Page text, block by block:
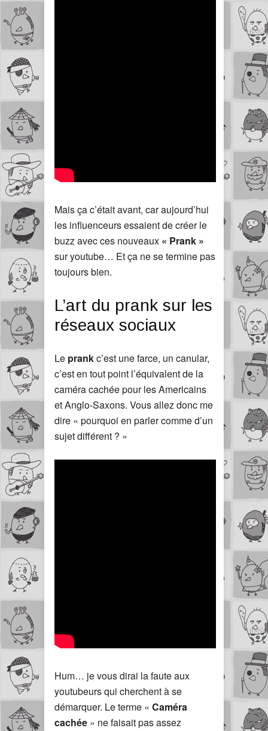
Mais ça c’était avant, car aujourd’hui
les influenceurs essaient de créer le
buzz avec ces nouveaux « Prank »
sur youtube… Et ça ne se termine pas
toujours bien.
L’art du prank sur les
réseaux sociaux
Le prankc’est une farce, un canular,
c’est en tout point l’équivalent de la
caméra cachée pour les Americains
et Anglo-Saxons. Vous allez donc me
dire « pourquoi en parler comme d’un
sujet différent ? »
Hum… je vous dirai la faute aux
youtubeurs qui cherchent à se
démarquer. Le terme « Caméra
cachée » ne faisait pas assez